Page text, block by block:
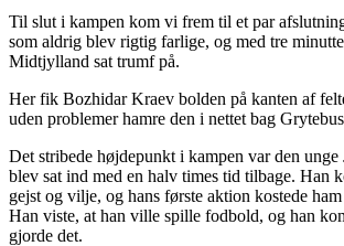
Til slut i kampen kom vi frem til et par
som aldrig blev rigtig farlige, og med tre
Midtjylland sat trumf på.
Her fik Bozhidar Kraev bolden på kanten af
uden problemer hamre den i nettet bag
Det stribede højdepunkt i kampen var den unge
blev sat ind med en halv times tid tilbage. Han
gejst og vilje, og hans første aktion kostede
Han viste, at han ville spille fodbold, og han
gjorde det.